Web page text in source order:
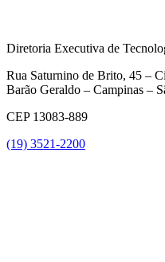
Diretoria Executiva de
Rua Saturnino de Brito, 45 –
Barão Geraldo – Campinas –
CEP 13083-889
(19) 3521-2200